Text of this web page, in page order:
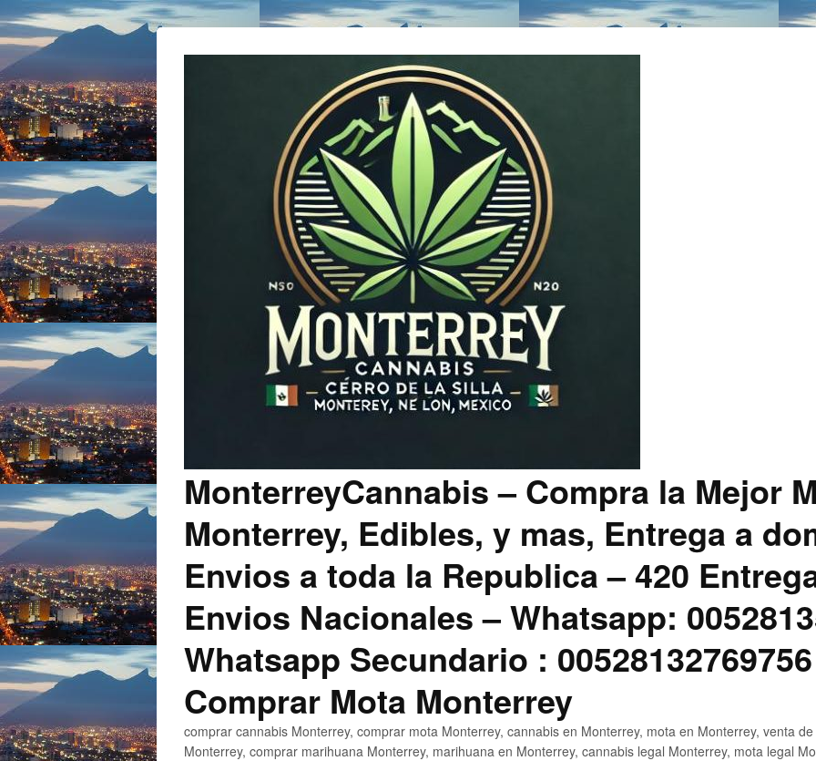
MonterreyCannabis – Compra la Mejor
Monterrey, Edibles, y mas, Entrega a
Envios a toda la Republica – 420
Envios Nacionales – Whatsapp:
Whatsapp Secundario :
Comprar Mota Monterrey
comprar cannabis Monterrey, comprar mota Monterrey, cannabis en Monterrey, mota en Monterrey, venta
Monterrey, comprar marihuana Monterrey, marihuana en Monterrey, cannabis legal Monterrey, mota legal